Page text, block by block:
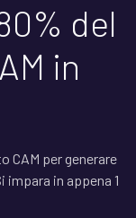
del
in
CAM per generare
in appena 1